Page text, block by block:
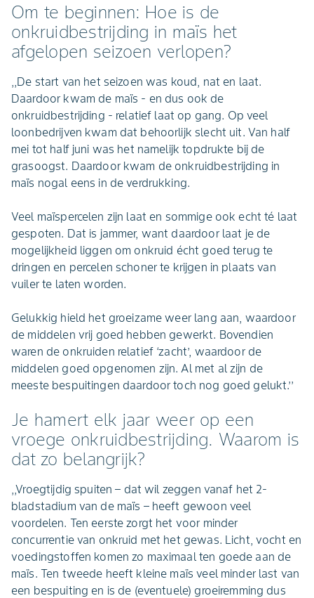
Om te beginnen: Hoe is de
onkruidbestrijding in maïs het
afgelopen seizoen verlopen?
,,De start van het seizoen was koud, nat en laat.
Daardoor kwam de maïs - en dus ook de
onkruidbestrijding - relatief laat op gang. Op veel
loonbedrijven kwam dat behoorlijk slecht uit. Van half
mei tot half juni was het namelijk topdrukte bij de
grasoogst. Daardoor kwam de onkruidbestrijding in
maïs nogal eens in de verdrukking.
Veel maïspercelen zijn laat en sommige ook echt té laat
gespoten. Dat is jammer, want daardoor laat je de
mogelijkheid liggen om onkruid écht goed terug te
dringen en percelen schoner te krijgen in plaats van
vuiler te laten worden.
Gelukkig hield het groeizame weer lang aan, waardoor
de middelen vrij goed hebben gewerkt. Bovendien
waren de onkruiden relatief ‘zacht’, waardoor de
middelen goed opgenomen zijn. Al met al zijn de
meeste bespuitingen daardoor toch nog goed gelukt.’’
Je hamert elk jaar weer op een
vroege onkruidbestrijding. Waarom is
dat zo belangrijk?
,,Vroegtijdig spuiten – dat wil zeggen vanaf het 2-
bladstadium van de maïs – heeft gewoon veel
voordelen. Ten eerste zorgt het voor minder
concurrentie van onkruid met het gewas. Licht, vocht en
voedingstoffen komen zo maximaal ten goede aan de
maïs. Ten tweede heeft kleine maïs veel minder last van
een bespuiting en is de (eventuele) groeiremming dus